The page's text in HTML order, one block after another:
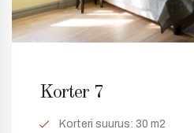
Korter 7
Korteri suurus: 30 m2